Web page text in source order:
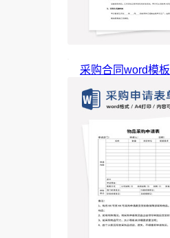
采购合同word模板